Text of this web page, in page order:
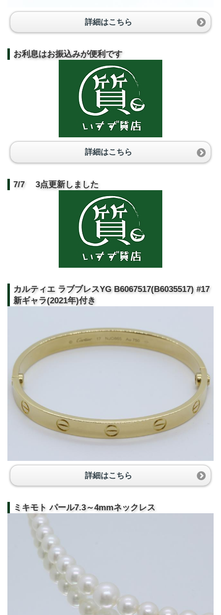
詳細はこちら
お利息はお振込みが便利です
詳細はこちら
7/7 3点更新しました
カルティエ ラブブレスYG B6067517(B6035517) #17
新ギャラ(2021年)付き
詳細はこちら
ミキモト パール7.3～4mmネックレス